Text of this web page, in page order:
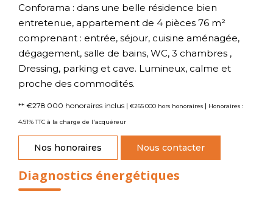
Conforama : dans une belle résidence bien
entretenue, appartement de 4 pièces 76 m²
comprenant : entrée, séjour, cuisine aménagée,
dégagement, salle de bains, WC, 3 chambres ,
Dressing, parking et cave. Lumineux, calme et
proche des commodités.
** €278 000 honoraires inclus | €265 000 hors honoraires | Honoraires :
4.91% TTC à la charge de l'acquéreur
Nos honoraires Nous contacter
Diagnostics énergétiques